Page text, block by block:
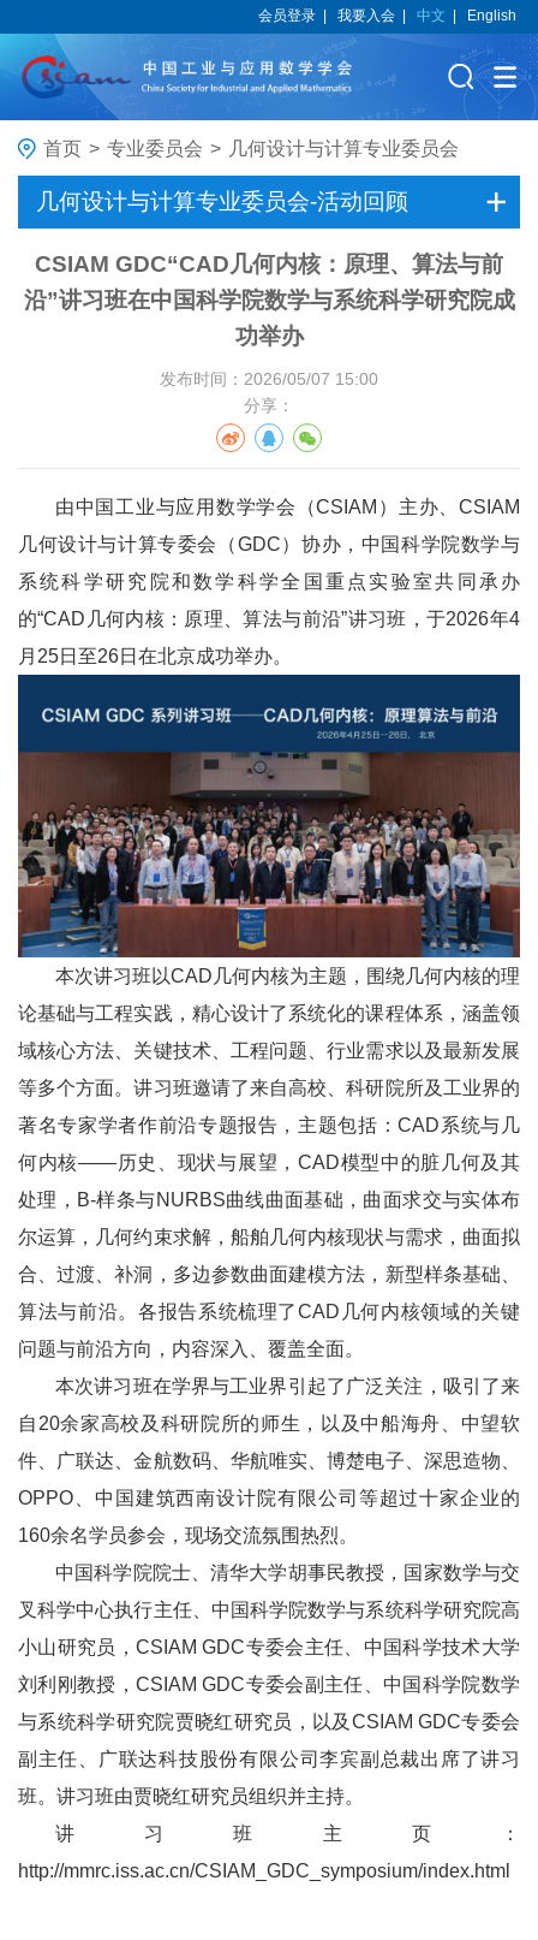
会员登录 |我要入会 |中文 English
首页 > 专业委员会 > 几何设计与计算专业委员会
几何设计与计算专业委员会-活动回顾
CSIAM GDC“CAD几何内核：原理、算法与前
沿”讲习班在中国科学院数学与系统科学研究院成
功举办
发布时间：2026/05/07 15:00
分享：
由中国工业与应用数学学会（CSIAM ）主办、CSIAM
几何设计与计算专委会（GDC）协办，中国科学院数学与
系统科学研究院和数学科学全国重点实验室共同承办
的“CAD 几何内核：原理、算法与前沿”讲习班，于2026年4
月 25日至26日在北京成功举办。
本次讲习班以CAD几何内核为主题，围绕几何内核的理
论基础与工程实践，精心设计了系统化的课程体系，涵盖领
域核心方法、关键技术、工程问题、行业需求以及最新发展
等多个方面。讲习班邀请了来自高校、科研院所及工业界的
著名专家学者作前沿专题报告，主题包括：CAD系统与几
何内核——历史、现状与展望，CAD模型中的脏几何及其
处理，B-样条与NURBS曲线曲面基础，曲面求交与实体布
尔运算，几何约束求解，船舶几何内核现状与需求，曲面拟
合、过渡、补洞，多边参数曲面建模方法，新型样条基础、
算法与前沿。各报告系统梳理了CAD几何内核领域的关键
问题与前沿方向，内容深入、覆盖全面。
本次讲习班在学界与工业界引起了广泛关注，吸引了来
自20余家高校及科研院所的师生，以及中船海舟、中望软
件、广联达、金航数码、华航唯实、博楚电子、深思造物、
OPPO、中国建筑西南设计院有限公司等超过十家企业的
160余名学员参会，现场交流氛围热烈。
中国科学院院士、清华大学胡事民教授，国家数学与交
叉科学中心执行主任、中国科学院数学与系统科学研究院高
小山研究员，CSIAM GDC专委会主任、中国科学技术大学
刘利刚教授，CSIAM GDC专委会副主任、中国科学院数学
与系统科学研究院贾晓红研究员，以及CSIAM GDC专委会
副主任、广联达科技股份有限公司李宾副总裁出席了讲习
班。讲习班由贾晓红研究员组织并主持。
讲习班主页：
http://mmrc.iss.ac.cn/CSIAM_GDC_symposium/index.html